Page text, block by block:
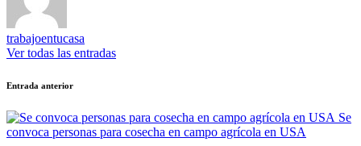
trabajoentucasa
Ver todas las entradas
Navegación
de
entradas
Entrada anterior
Se
convoca personas para cosecha en campo agrícola en USA